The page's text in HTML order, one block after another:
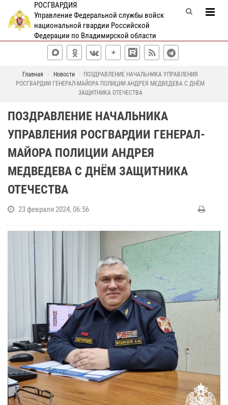
РОСГВАРДИЯ
Управление Федеральной службы войск
национальной гвардии Российской
Федерации по Владимирской области
Главная Новости
ПОЗДРАВЛЕНИЕ НАЧАЛЬНИКА УПРАВЛЕНИЯ
РОСГВАРДИИ ГЕНЕРАЛ-МАЙОРА ПОЛИЦИИ АНДРЕЯ МЕДВЕДЕВА С ДНЁМ
ЗАЩИТНИКА ОТЕЧЕСТВА
ПОЗДРАВЛЕНИЕ НАЧАЛЬНИКА
УПРАВЛЕНИЯ РОСГВАРДИИ ГЕНЕРАЛ-
МАЙОРА ПОЛИЦИИ АНДРЕЯ
МЕДВЕДЕВА С ДНЁМ ЗАЩИТНИКА
ОТЕЧЕСТВА
23 февраля 2024, 06:56